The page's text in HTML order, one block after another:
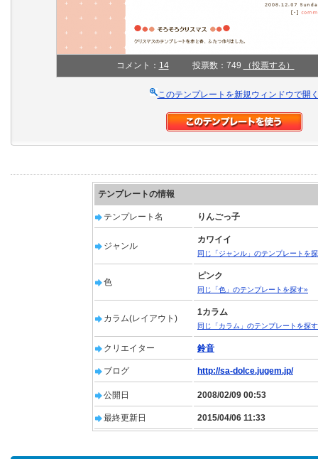
コメント： 14 投票数：749 （投票する）
このテンプレートを新規ウィンドウで開
テンプレートの情報
テンプレート名 りんごっ子
ジャンル
カワイイ
同じ「ジャンル」のテンプレートを
色
ピンク
同じ「色」のテンプレートを探す»
カラム(レイアウト)
1カラム
同じ「カラム」のテンプレートを探
クリエイター 鈴音
ブログ http://sa-dolce.jugem.jp/
公開日 2008/02/09 00:53
最終更新日 2015/04/06 11:33